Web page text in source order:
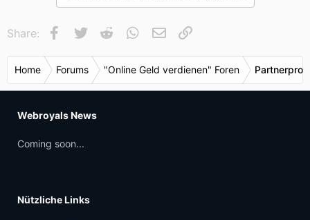
Share: Facebook
Twitter Reddit WhatsApp
E-Mail
Home Forums "Online Geld verdienen" Foren
Webroyals News
Coming soon...
Nützliche Links